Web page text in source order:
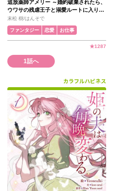
追放薬師アメリー ～婚約破棄されたら、
ウワサの残虐王子と溺愛ルートに入りま
した！？～
末松 樹/はんそで
ファンタジー 恋愛 お仕事
★1287
1話へ
カラフルハピネス